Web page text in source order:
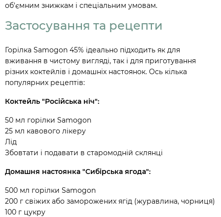
об'ємним знижкам і спеціальним умовам.
Застосування та рецепти
Горілка Samogon 45% ідеально підходить як для
вживання в чистому вигляді, так і для приготування
різних коктейлів і домашніх настоянок. Ось кілька
популярних рецептів:
Коктейль "Російська ніч":
50 мл горілки Samogon
25 мл кавового лікеру
Лід
Збовтати і подавати в старомодній склянці
Домашня настоянка "Сибірська ягода":
500 мл горілки Samogon
200 г свіжих або заморожених ягід (журавлина, чорниця)
100 г цукру